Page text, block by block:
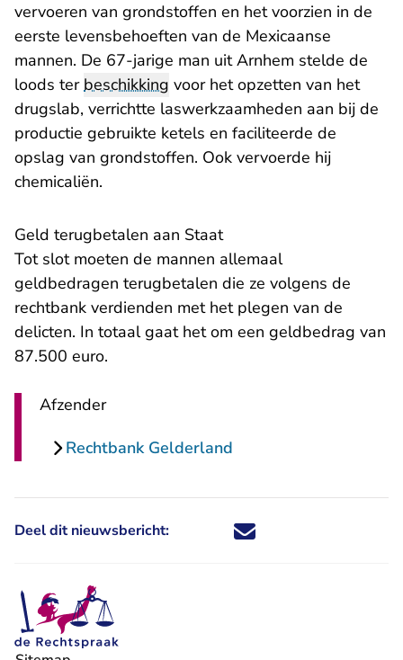
vervoeren van grondstoffen en het voorzien in de
eerste levensbehoeften van de Mexicaanse
mannen. De 67-jarige man uit Arnhem stelde de
loods terbeschikking voor het opzetten van het
drugslab, verrichtte laswerkzaamheden aan bij de
productie gebruikte ketels en faciliteerde de
opslag van grondstoffen. Ook vervoerde hij
chemicaliën.
Geld terugbetalen aan Staat
Tot slot moeten de mannen allemaal
geldbedragen terugbetalen die ze volgens de
rechtbank verdienden met het plegen van de
delicten. In totaal gaat het om een geldbedrag van
87.500 euro.
Afzender
Rechtbank Gelderland
Deel dit nieuwsbericht: Deel dit nieuwsbericht via X -
Deel dit nieuwsbericht via
Deel dit nieuwsbericht
Deel dit